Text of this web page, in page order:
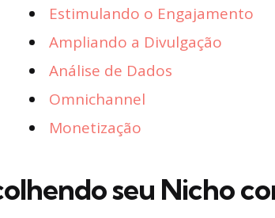
Estimulando o Engajamento
Ampliando a Divulgação
Análise de Dados
Omnichannel
Monetização
seu Nicho